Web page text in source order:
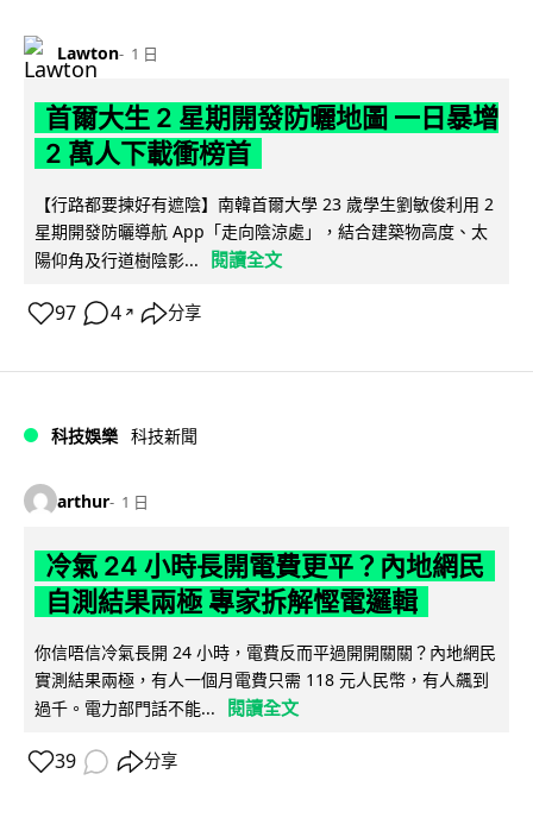
Lawton 1 日
首爾大生 2 星期開發防曬地圖 一日暴增
2 萬人下載衝榜首
【行路都要揀好有遮陰】南韓首爾大學 23 歲學生劉敏俊利用 2
星期開發防曬導航 App「走向陰涼處」，結合建築物高度、太
陽仰角及行道樹陰影...
閱讀全文
97 4 ↗ 分享
科技娛樂 科技新聞
arthur 1 日
冷氣 24 小時長開電費更平？內地網民
自測結果兩極 專家拆解慳電邏輯
你信唔信冷氣長開 24 小時，電費反而平過開開關關？內地網民
實測結果兩極，有人一個月電費只需 118 元人民幣，有人飆到
過千。電力部門話不能...
閱讀全文
39 分享